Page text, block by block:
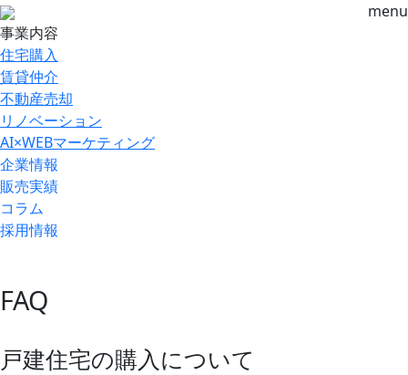
menu
事業内容
住宅購入
賃貸仲介
不動産売却
リノベーション
AI×WEBマーケティング
企業情報
販売実績
コラム
採用情報
FAQ
戸建住宅の購入について